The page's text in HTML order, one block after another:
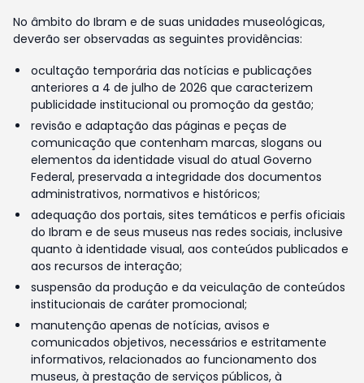
No âmbito do Ibram e de suas unidades museológicas,
deverão ser observadas as seguintes providências:
ocultação temporária das notícias e publicações
anteriores a 4 de julho de 2026 que caracterizem
publicidade institucional ou promoção da gestão;
revisão e adaptação das páginas e peças de
comunicação que contenham marcas, slogans ou
elementos da identidade visual do atual Governo
Federal, preservada a integridade dos documentos
administrativos, normativos e históricos;
adequação dos portais, sites temáticos e perfis oficiais
do Ibram e de seus museus nas redes sociais, inclusive
quanto à identidade visual, aos conteúdos publicados e
aos recursos de interação;
suspensão da produção e da veiculação de conteúdos
institucionais de caráter promocional;
manutenção apenas de notícias, avisos e
comunicados objetivos, necessários e estritamente
informativos, relacionados ao funcionamento dos
museus, à prestação de serviços públicos, à